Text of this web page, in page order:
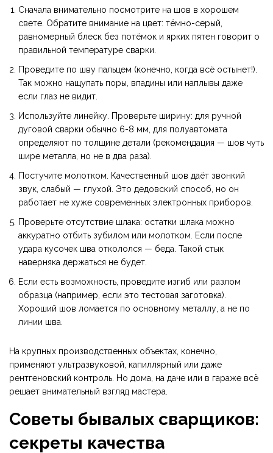
Сначала внимательно посмотрите на шов в хорошем
свете. Обратите внимание на цвет: тёмно-серый,
равномерный блеск без потёмок и ярких пятен говорит о
правильной температуре сварки.
Проведите по шву пальцем (конечно, когда всё остынет!).
Так можно нащупать поры, впадины или наплывы даже
если глаз не видит.
Используйте линейку. Проверьте ширину: для ручной
дуговой сварки обычно 6-8 мм, для полуавтомата
определяют по толщине детали (рекомендация — шов чуть
шире металла, но не в два раза).
Постучите молотком. Качественный шов даёт звонкий
звук, слабый — глухой. Это дедовский способ, но он
работает не хуже современных электронных приборов.
Проверьте отсутствие шлака: остатки шлака можно
аккуратно отбить зубилом или молотком. Если после
удара кусочек шва откололся — беда. Такой стык
наверняка держаться не будет.
Если есть возможность, проведите изгиб или разлом
образца (например, если это тестовая заготовка).
Хороший шов ломается по основному металлу, а не по
линии шва.
На крупных производственных объектах, конечно,
применяют ультразвуковой, капиллярный или даже
рентгеновский контроль. Но дома, на даче или в гараже всё
решает внимательный взгляд мастера.
Советы бывалых сварщиков:
секреты качества